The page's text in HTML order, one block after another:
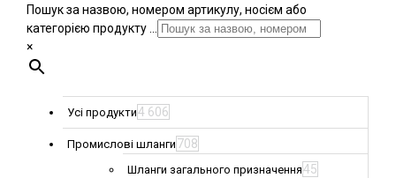
Пошук за назвою, номером артикулу, носієм або
категорією продукту ...
×
Усі продукти4 606
Промислові шланги 708
Шланги загального призначення45